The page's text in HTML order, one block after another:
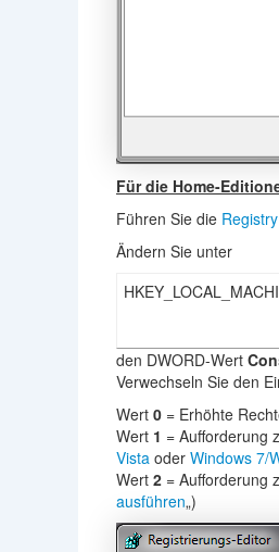
Für die Home-
Führen Sie die
Ändern Sie unter
den DWORD-Wert
Verwechseln Sie den
Wert 0 = Erhöhte
Wert 1 = Aufforderung
Vista oder Windows 7/
Wert 2 = Aufforderung
ausführen„)